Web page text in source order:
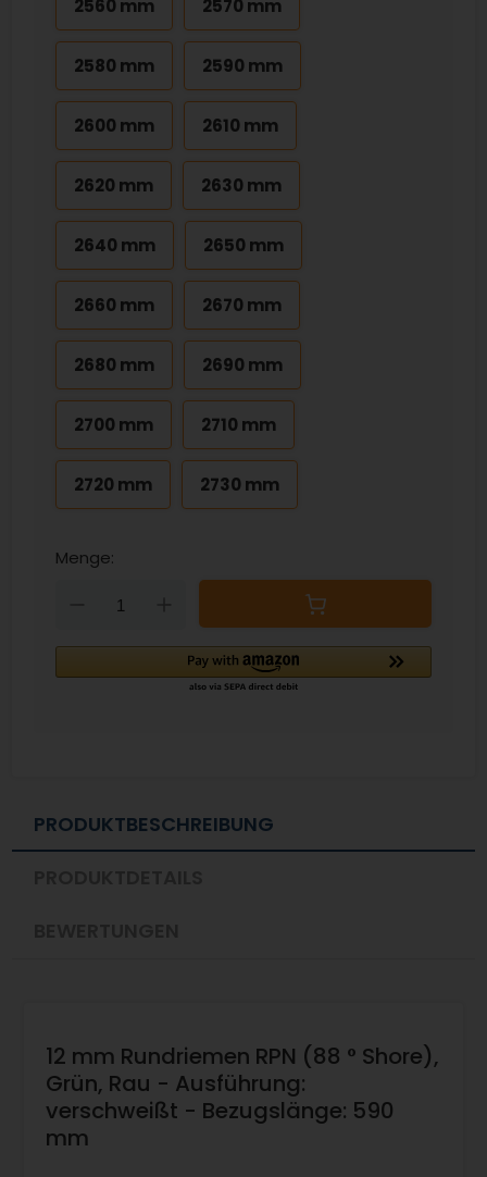
2560 mm 2570 mm
2580 mm 2590 mm
2600 mm 2610 mm
2620 mm 2630 mm
2640 mm 2650 mm
2660 mm 2670 mm
2680 mm 2690 mm
2700 mm 2710 mm
2720 mm 2730 mm
Menge:
Down
PRODUKTBESCHREIBUNG
12 mm Rundriemen RPN (88 ° Shore),
Grün, Rau - Ausführung:
verschweißt - Bezugslänge: 590
mm